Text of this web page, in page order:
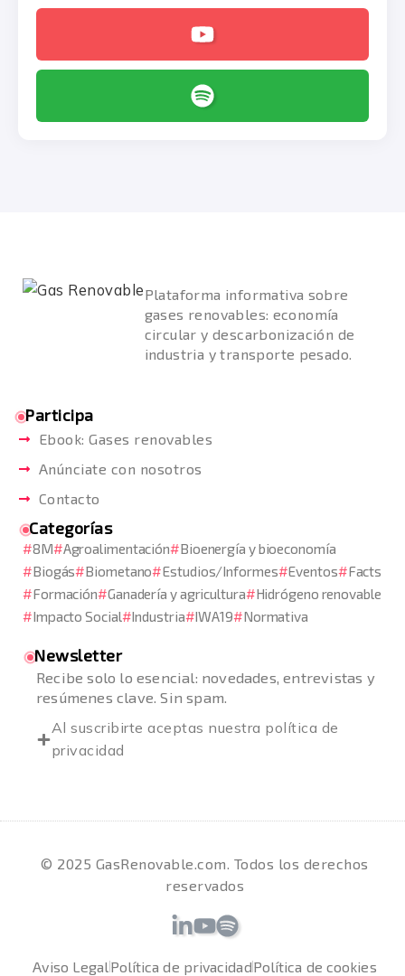
Plataforma informativa sobre
gases renovables: economía
circular y descarbonización de
industria y transporte pesado.
Participa
Ebook: Gases renovables
Anúnciate con nosotros
Contacto
Categorías
8M Agroalimentación
Bioenergía y bioeconomía
Biogás
Biometano Estudios/Informes Eventos
Facts
Formación
Ganadería y agricultura
Hidrógeno renovable
Impacto Social
Industria IWA19 Normativa
Newsletter
Recibe solo lo esencial: novedades, entrevistas y
resúmenes clave. Sin spam.
Al suscribirte aceptas nuestra política de
privacidad
© 2025 GasRenovable.com. Todos los derechos
reservados
Aviso LegalPolítica de privacidadPolítica de cookies